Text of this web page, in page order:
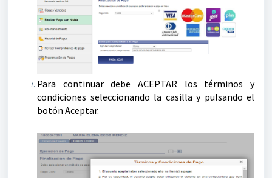
Para continuar debe ACEPTAR los términos y
condiciones seleccionando la casilla y pulsando el
botón Aceptar.